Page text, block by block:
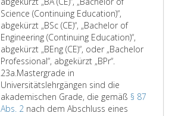
e
r
R
i
c
h
t
l
i
t
l
i
n
i
2
0
0
n
d
F
ö
r
e
r
u
s
o
n
b
g
f
i
e
l
d
“
d
e
r
e
n
d
Science (Continuing Education)“,
abgekürzt „BSc (CE)“, „Bachelor of
Engineering (Continuing Education)“,
abgekürzt „BEng (CE)“, oder „Bachelor
Professional“, abgekürzt „BPr“.
c
h
e
23a.Z
i
f
Mastergrade in
Universitätslehrgängen sind die
akademischen Grade, die gemäß § 87
Abs. 2 nach dem Abschluss eines